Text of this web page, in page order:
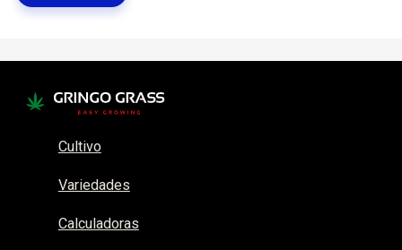
Cultivo
Variedades
Calculadoras